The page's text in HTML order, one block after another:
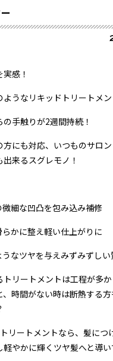
感！
ようなリキッドトリートメ
の手触りが2週間持続！
方にも対応、いつものサロ
来るスグレモノ！
微細な凹凸を包み込み補修
らかに整え軽い仕上がりに
うなツヤを与えみずみずし
トリートメントは工程が多
、時間がない時は断熱する
リートメントなら、髪につ
やかに輝くツヤ髪へと導い